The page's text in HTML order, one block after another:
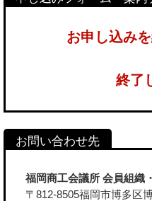
お申し込み
終了
福岡商工会議所 会員組織
〒812-8505福岡市博多区